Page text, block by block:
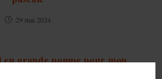
29 mai 2024
en grande pompe pour mon